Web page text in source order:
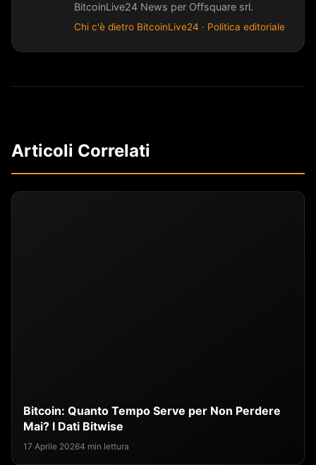
BitcoinLive24 News per Offsquare srl.
Chi c'è dietro BitcoinLive24 · Politica editoriale
Articoli Correlati
Bitcoin: Quanto Tempo Serve per Non Perdere
Mai? I Dati Bitwise
17 Aprile 20264 min lettura